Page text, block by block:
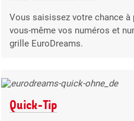
Vous saisissez votre chance
vous-même vos numéros et
grille EuroDreams.
Quick-Tip